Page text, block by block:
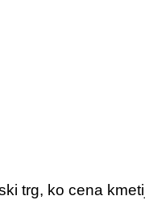
trg, ko cena